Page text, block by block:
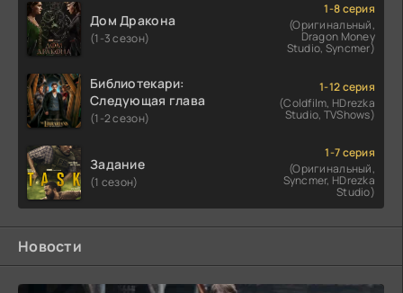
Дом Дракона
(1-3 сезон)
1-8 серия
(Оригинальный,
Dragon Money
Studio, Syncmer)
Библиотекари:
Следующая глава
(1-2 сезон)
1-12 серия
(Coldfilm, HDrezka
Studio, TVShows)
Задание
(1 сезон)
1-7 серия
(Оригинальный,
Syncmer, HDrezka
Studio)
Новости